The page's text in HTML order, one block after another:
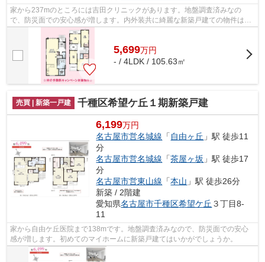
家から237mのところには吉田クリニックがあります。地盤調査済みなの
で、防災面での安心感が増します。内外装共に綺麗な新築戸建ての物件はい
5,699万円
- / 4LDK / 105.63㎡
売買 | 新築一戸建 千種区希望ケ丘１期新築戸建
6,199万円
名古屋市営名城線 「 自由ヶ丘 」駅 徒歩11
分
名古屋市営名城線 「茶屋ヶ坂 」駅 徒歩17
分
名古屋市営東山線 「本山 」駅 徒歩26分
新築 / 2階建
愛知県名古屋市千種区希望ケ丘 ３丁目8-
11
家から自由ケ丘医院まで138mです。地盤調査済みなので、防災面での安心
感が増します。初めてのマイホームに新築戸建てはいかがでしょうか。